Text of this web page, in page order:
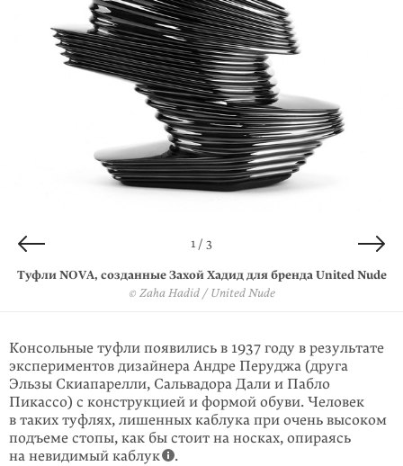
1 / 3
Туфли NOVA, созданные Захой Хадид для бренда United Nude
© Zaha Hadid / United Nude
2 / 3
Туфелька без каблука escarpin производства Андре Перуджа.
1937 год
3 / 3
Эскиз туфли модели escarpin Андре Перуджа. 1937 год
eclechick.com
Консольные туфли появились в 1937 году в результате
экспериментов дизай­нера Андре Перуджа (друга
Эльзы Скиапарелли, Сальвадора Дали и Пабло
Пикассо) с конструкцией и формой обуви. Человек
в таких туфлях, лишенных каблука при очень высоком
подъеме стопы, как бы стоит на носках, опираясь
на невидимый каблук
.